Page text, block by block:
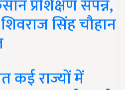
प्रशिक्षण संपन्न,
शिवराज सिंह चौहान
कई राज्यों में